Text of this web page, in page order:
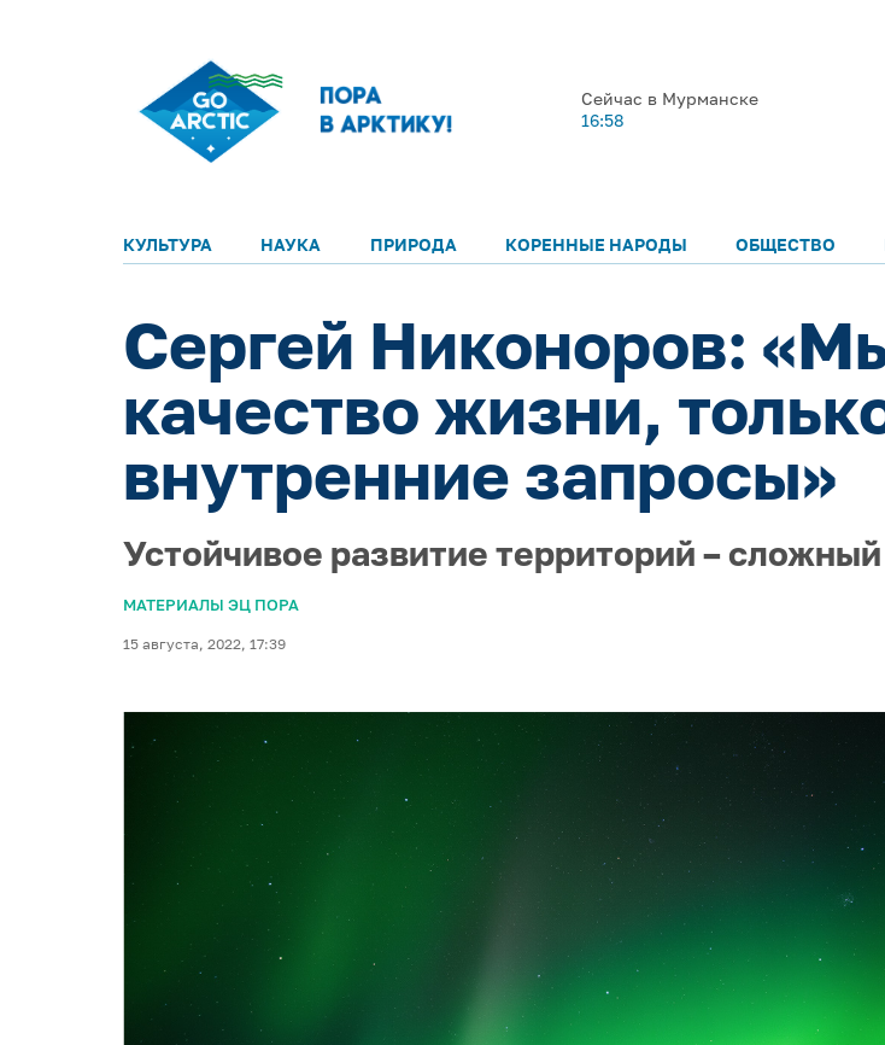
Сейчас в Мурманске
16:58
КУЛЬТУРА НАУКА ПРИРОДА КОРЕННЫЕ НАРОДЫ ОБЩЕСТВО
Сергей Никоноров:
качество жизни,
внутренние запросы»
Устойчивое развитие территорий –
МАТЕРИАЛЫ ЭЦ ПОРА
15 августа, 2022, 17:39